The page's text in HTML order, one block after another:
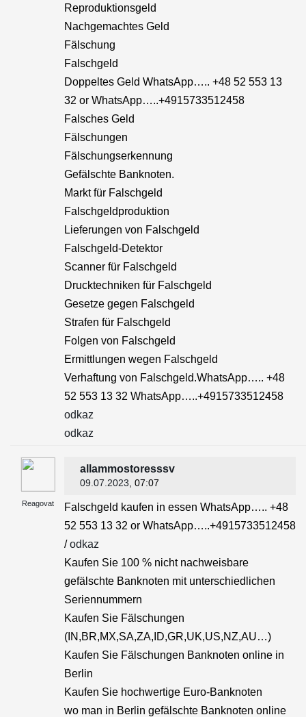
Reproduktionsgeld
Nachgemachtes Geld
Fälschung
Falschgeld
Doppeltes Geld WhatsApp….. +48 52 553 13
32 or WhatsApp…..+4915733512458
Falsches Geld
Fälschungen
Fälschungserkennung
Gefälschte Banknoten.
Markt für Falschgeld
Falschgeldproduktion
Lieferungen von Falschgeld
Falschgeld-Detektor
Scanner für Falschgeld
Drucktechniken für Falschgeld
Gesetze gegen Falschgeld
Strafen für Falschgeld
Folgen von Falschgeld
Ermittlungen wegen Falschgeld
Verhaftung von Falschgeld.WhatsApp….. +48
52 553 13 32 WhatsApp…..+4915733512458
odkaz
odkaz
Reagovat
allammostoresssv
09.07.2023 , 07:07
Falschgeld kaufen in essen WhatsApp….. +48
52 553 13 32 or WhatsApp…..+4915733512458
/odkaz
Kaufen Sie 100 % nicht nachweisbare
gefälschte Banknoten mit unterschiedlichen
Seriennummern
Kaufen Sie Fälschungen
(IN,BR,MX,SA,ZA,ID,GR,UK,US,NZ,AU…)
Kaufen Sie Fälschungen Banknoten online in
Berlin
Kaufen Sie hochwertige Euro-Banknoten
wo man in Berlin gefälschte Banknoten online